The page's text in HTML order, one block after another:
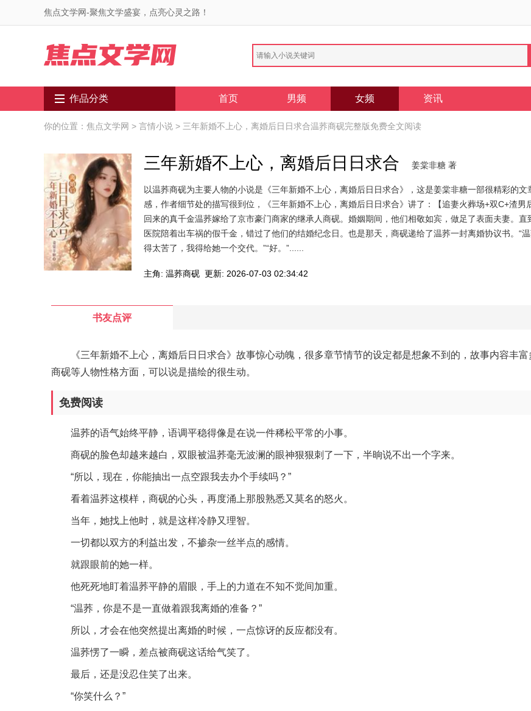
焦点文学网-聚焦文学盛宴，点亮心灵之路！
作品分类 首页 男频 女频 资讯
你的位置： 焦点文学网 > 言情小说 > 三年新婚不上心，离婚后日日求合温荞商砚完整版免费全文阅读
三年新婚不上心，离婚后日日求合 姜棠非糖 著
以温荞商砚为主要人物的小说是《三年新婚不上心，离婚后日日求合》，这是姜棠非糖一部很精彩的
感，作者细节处的描写很到位，《三年新婚不上心，离婚后日日求合》讲了：【追妻火葬场+双C+渣男
回来的真千金温荞嫁给了京市豪门商家的继承人商砚。婚姻期间，他们相敬如宾，做足了表面夫妻。
医院陪着出车祸的假千金，错过了他们的结婚纪念日。也是那天，商砚递给了温荞一封离婚协议书。“
得太苦了，我得给她一个交代。”“好。”......
主角: 温荞商砚 更新: 2026-07-03 02:34:42
书友点评
《三年新婚不上心，离婚后日日求合》故事惊心动魄，很多章节情节的设定都是想象不到的，故事内容丰
商砚等人物性格方面，可以说是描绘的很生动。
免费阅读
温荞的语气始终平静，语调平稳得像是在说一件稀松平常的小事。
商砚的脸色却越来越白，双眼被温荞毫无波澜的眼神狠狠刺了一下，半晌说不出一个字来。
“所以，现在，你能抽出一点空跟我去办个手续吗？”
看着温荞这模样，商砚的心头，再度涌上那股熟悉又莫名的怒火。
当年，她找上他时，就是这样冷静又理智。
一切都以双方的利益出发，不掺杂一丝半点的感情。
就跟眼前的她一样。
他死死地盯着温荞平静的眉眼，手上的力道在不知不觉间加重。
“温荞，你是不是一直做着跟我离婚的准备？”
所以，才会在他突然提出离婚的时候，一点惊讶的反应都没有。
温荞愣了一瞬，差点被商砚这话给气笑了。
最后，还是没忍住笑了出来。
“你笑什么？”